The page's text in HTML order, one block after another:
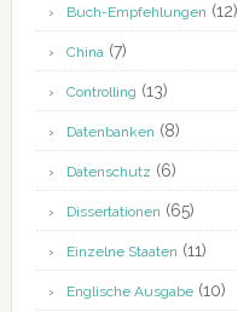
Buch-Empfehlungen (12)
China(7)
Controlling (13)
Datenbanken (8)
Datenschutz (6)
Dissertationen (65)
Einzelne Staaten (11)
Englische Ausgabe(10)